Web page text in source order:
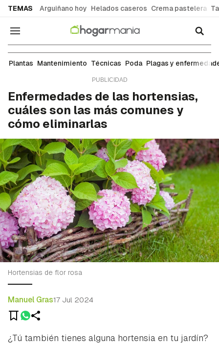
TEMAS Arguiñano hoy Helados caseros Crema pastelera
Navegación
Plagas y enfermedades
Plantas Mantenimiento Técnicas Poda Plagas y
Enfermedades de las hortensias,
cuáles son las más comunes y
cómo eliminarlas
Hortensias de flor rosa
Manuel Gras17 Jul 2024
¿Tú también tienes alguna hortensia en tu jardín?